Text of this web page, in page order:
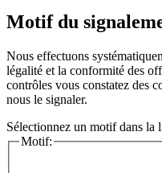
Motif du
Nous effectuons
légalité et la conformité des
contrôles vous constatez des
nous le signaler.
Sélectionnez un motif dans la
Motif: